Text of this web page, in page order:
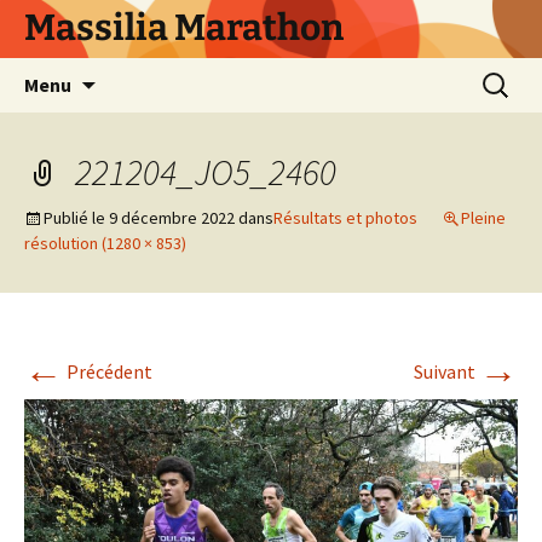
AllerMassilia Marathon
Menu
221204_JO5_2460
Publié le 9 décembre 2022dansRésultats et photos
Pleine
résolution (1280 × 853)
← Précédent Suivant →